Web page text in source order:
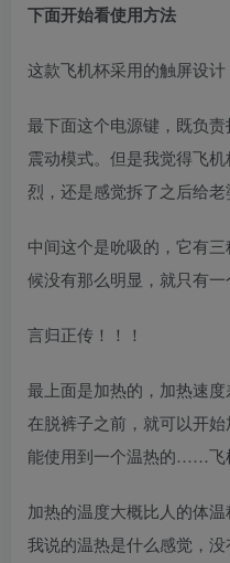
下面开始看使用方法
这款飞机杯采用的触屏设计
最下面这个电源键，既负
震动模式。但是我觉得飞
烈，还是感觉拆了之后给老
中间这个是吮吸的，它有
候没有那么明显，就只有
言归正传！！！
最上面是加热的，加热速
在脱裤子之前，就可以开
能使用到一个温热的……飞
加热的温度大概比人的体
我说的温热是什么感觉，